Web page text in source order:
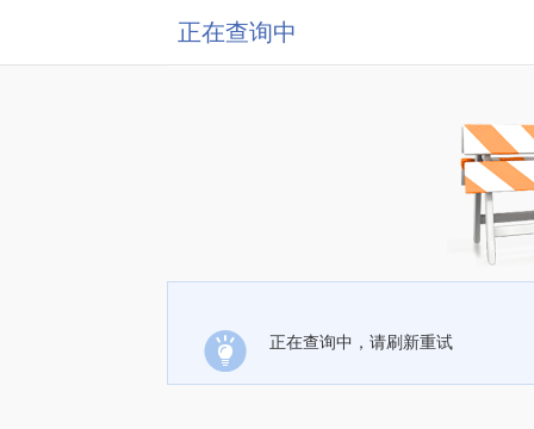
正在查询中
正在查询中，请刷新重试